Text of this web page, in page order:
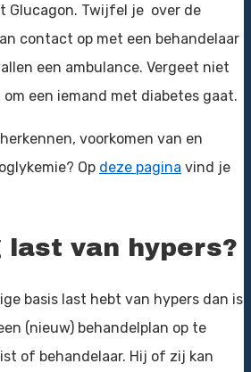
Glucagon. Twijfel je over de
contact op met een behandelaar
een ambulance. Vergeet niet
een iemand met diabetes gaat.
voorkomen van en
Op deze pagina vind je
last van hypers?
basis last hebt van hypers dan is
(nieuw) behandelplan op te
of behandelaar. Hij of zij kan